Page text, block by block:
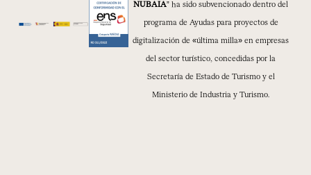
NUBAIA” ha sido subvencionado dentro del
programa de Ayudas para proyectos de
digitalización de «última milla» en empresas
del sector turístico, concedidas por la
Secretaría de Estado de Turismo y el
Ministerio de Industria y Turismo.